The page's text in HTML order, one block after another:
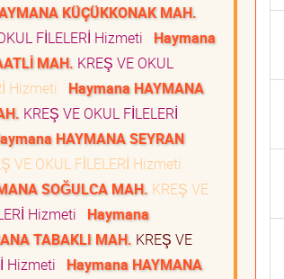
KÜÇÜKKONAK MAH.
FİLELERİ Hizmeti
Haymana
MAH. KREŞ VE OKUL
Hizmeti
Haymana HAYMANA
KREŞ VE OKUL FİLELERİ
HAYMANA SEYRAN
VE OKUL FİLELERİ Hizmeti
SOĞULCA MAH. KREŞ VE
Hizmeti
Haymana
TABAKLI MAH. KREŞ VE
Hizmeti
Haymana HAYMANA